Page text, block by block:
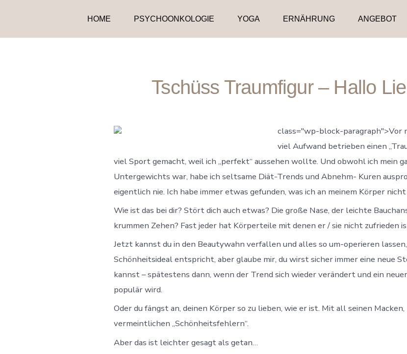
springen
HOME PSYCHOONKOLOGIE YOGA ERNÄHRUNG ANGEBOT
Tschüss Traumfigur – Hallo
class="wp-block-paragraph">Vor
viel Aufwand betrieben einen
viel Sport gemacht, weil ich „perfekt“ aussehen wollte. Und obwohl ich mein
Untergewichts war, habe ich seltsame Diät-Trends und Abnehm- Kuren
eigentlich nie. Ich habe immer etwas gefunden, was ich an meinem Körper
Wie ist das bei dir? Stört dich auch etwas? Die große Nase, der leichte
krummen Zehen? Fast jeder hat Körperteile mit denen er / sie nicht zufrieden
Jetzt kannst du in den Beautywahn verfallen und alles so um-operieren
Schönheitsideal entspricht, aber glaube mir, du wirst sicher immer eine neue
kannst – spätestens dann, wenn der Trend sich wieder verändert und ein
populär wird.
Oder du fängst an, deinen Körper so zu lieben, wie er ist. Mit all seinen
vermeintlichen „Schönheitsfehlern“.
Aber das ist leichter gesagt als getan…